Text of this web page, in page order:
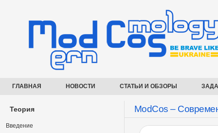
ГЛАВНАЯ НОВОСТИ СТАТЬИ И ОБЗОРЫ
ModCos –
Теория
Введение